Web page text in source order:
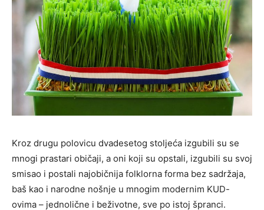
Kroz drugu polovicu dvadesetog stoljeća izgubili su se
mnogi prastari običaji, a oni koji su opstali, izgubili su svoj
smisao i postali najobičnija folklorna forma bez sadržaja,
baš kao i narodne nošnje u mnogim modernim KUD-
ovima – jednolične i beživotne, sve po istoj špranci.